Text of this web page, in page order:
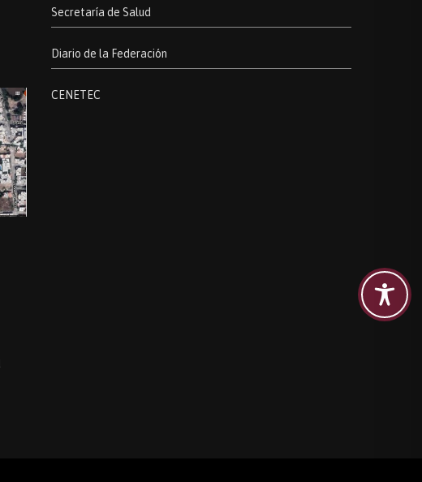
Secretaría de Salud
Diario de la Federación
CENETEC